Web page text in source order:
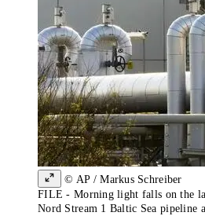
© AP / Markus Schreiber
FILE - Morning light falls on the
Nord Stream 1 Baltic Sea pipeline